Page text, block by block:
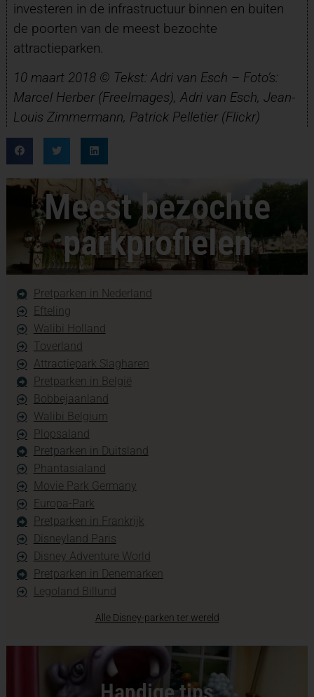
investeren in de infrastructuur binnen en buiten
de poorten van de meest bezochte
attractieparken.
10 maart 2018 © Tekst: Adri van Esch – Foto’s:
Marcel Herber (FreeImages), Adri van Esch, Jean-
Louis Zimmermann, Patrick Pelletier (Flickr)
Meest bezochte
parkprofielen
Pretparken in Nederland
Efteling
Walibi Holland
Toverland
Attractiepark Slagharen
Pretparken in België
Bobbejaanland
Walibi Belgium
Plopsaland
Pretparken in Duitsland
Phantasialand
Movie Park Germany
Europa-Park
Pretparken in Frankrijk
Disneyland Paris
Disney Adventure World
Pretparken in Denemarken
Legoland Billund
Alle Disney-parken ter wereld